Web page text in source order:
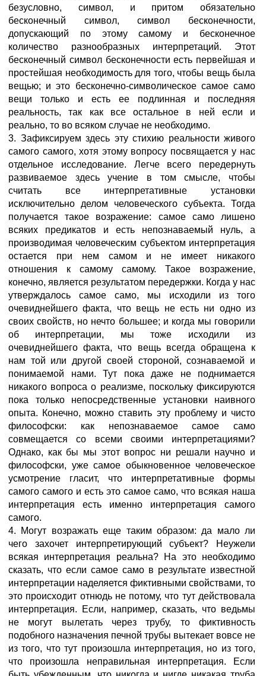
безусловно, символ, и притом обязательно
бесконечный символ, символ бесконечности,
допускающий по этому самому и бесконечное
количество разнообразных интерпретаций. Этот
бесконечный символ бесконечности есть первейшая и
простейшая необходимость для того, чтобы вещь была
вещью; и это бесконечно-символическое сaмое самo
вещи только и есть ее подлинная и последняя
реальность, так как все остальное в ней если и
реально, то во всяком случае не необходимо.
3. Зафиксируем здесь эту стихию реальности живого
сaмого самогo, хотя этому вопросу посвящается у нас
отдельное исследование. Легче всего передернуть
развиваемое здесь учение в том смысле, чтобы
считать все интерпретативные установки
исключительно делом человеческого субъекта. Тогда
получается такое возражение: сaмое самo лишено
всяких предикатов и есть непознаваемый нуль, а
производимая человеческим субъектом интерпретация
остается при нем самом и не имеет никакого
отношения к сaмому самoму. Такое возражение,
конечно, является результатом передержки. Когда у нас
утверждалось сaмое самo, мы исходили из того
очевиднейшего факта, что вещь не есть ни одно из
своих свойств, но нечто большее; и когда мы говорили
об интерпретации, мы тоже исходили из
очевиднейшего факта, что вещь всегда обращена к
нам той или другой своей стороной, сознаваемой и
понимаемой нами. Тут пока даже не поднимается
никакого вопроса о реализме, поскольку фиксируются
пока только непосредственные установки наивного
опыта. Конечно, можно ставить эту проблему и чисто
философски: как непознаваемое сaмое самo
совмещается со всеми своими интерпретациями?
Однако, как бы мы этот вопрос ни решали научно и
философски, уже самое обыкновенное человеческое
усмотрение гласит, что интерпретативные формы
сaмого самогo и есть это сaмое самo, что всякая наша
интерпретация есть именно интерпретация сaмого
самогo.
4. Могут возражать еще таким образом: да мало ли
чего захочет интерпретирующий субъект? Неужели
всякая интерпретация реальна? На это необходимо
сказать, что если сaмое самo в результате известной
интерпретации наделяется фиктивными свойствами, то
это происходит отнюдь не потому, что тут действовала
интерпретация. Если, например, сказать, что ведьмы
не могут вылетать через трубу, то фиктивность
подобного назначения печной трубы вытекает вовсе не
из того, что тут произошла интерпретация, но из того,
что произошла неправильная интерпретация. Если